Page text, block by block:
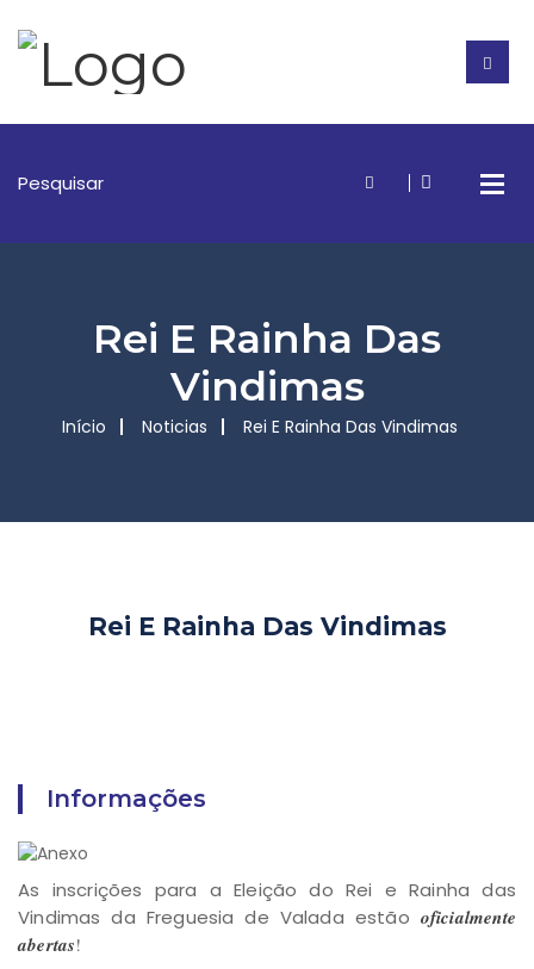
Rei E Rainha Das
Vindimas
Início Noticias Rei E Rainha Das Vindimas
Rei E Rainha Das Vindimas
Informações
As inscrições para a Eleição do Rei e Rainha das
Vindimas da Freguesia de Valada estão oficialmente
abertas!